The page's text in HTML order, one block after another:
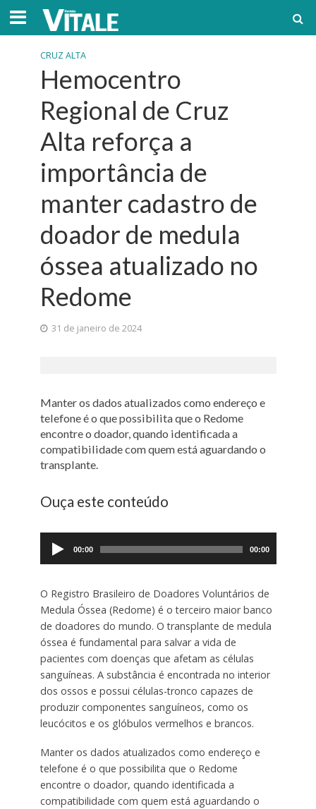
CRUZ ALTA
Hemocentro
Regional de Cruz
Alta reforça a
importância de
manter cadastro de
doador de medula
óssea atualizado no
Redome
31 de janeiro de 2024
Manter os dados atualizados como endereço e
telefone é o que possibilita que o Redome
encontre o doador, quando identificada a
compatibilidade com quem está aguardando o
transplante.
Ouça este conteúdo
áudio
00:00 00:00
O Registro Brasileiro de Doadores Voluntários de
Medula Óssea (Redome) é o terceiro maior banco
de doadores do mundo. O transplante de medula
óssea é fundamental para salvar a vida de
pacientes com doenças que afetam as células
sanguíneas. A substância é encontrada no interior
dos ossos e possui células-tronco capazes de
produzir componentes sanguíneos, como os
leucócitos e os glóbulos vermelhos e brancos.
Manter os dados atualizados como endereço e
telefone é o que possibilita que o Redome
encontre o doador, quando identificada a
compatibilidade com quem está aguardando o